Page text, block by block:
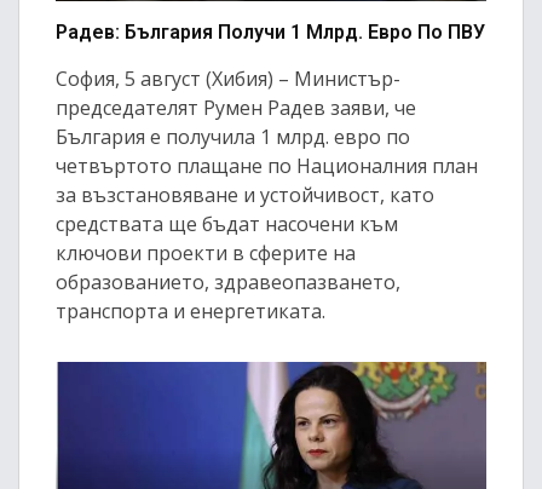
Радев: България Получи 1 Млрд. Евро По ПВУ
София, 5 август (Хибия) – Министър-
председателят Румен Радев заяви, че
България е получила 1 млрд. евро по
четвъртото плащане по Националния план
за възстановяване и устойчивост, като
средствата ще бъдат насочени към
ключови проекти в сферите на
образованието, здравеопазването,
транспорта и енергетиката.